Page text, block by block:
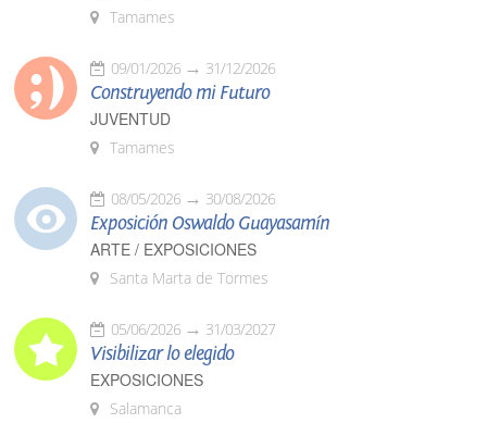
Tamames
09/01/2026 31/12/2026
Construyendo mi Futuro
JUVENTUD
Tamames
08/05/2026 30/08/2026
Exposición Oswaldo Guayasamín
ARTE / EXPOSICIONES
Santa Marta de Tormes
05/06/2026 31/03/2027
Visibilizar lo elegido
EXPOSICIONES
Salamanca